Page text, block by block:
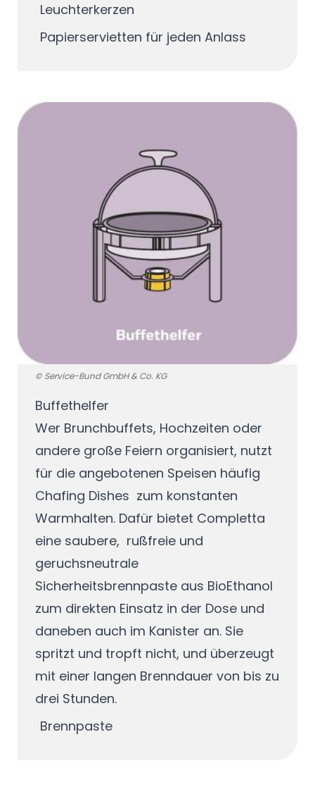
Leuchterkerzen
Papierservietten für jeden Anlass
© Service-Bund GmbH & Co. KG
Buffethelfer
Wer Brunchbuffets, Hochzeiten oder
andere große Feiern organisiert, nutzt
für die angebotenen Speisen häufig
Chafing Dishes zum konstanten
Warmhalten. Dafür bietet Completta
eine saubere, rußfreie und
geruchsneutrale
Sicherheitsbrennpaste aus BioEthanol
zum direkten Einsatz in der Dose und
daneben auch im Kanister an. Sie
spritzt und tropft nicht, und überzeugt
mit einer langen Brenndauer von bis zu
drei Stunden.
Brennpaste